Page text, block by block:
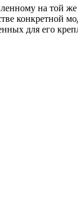
на той
конкретной
для его